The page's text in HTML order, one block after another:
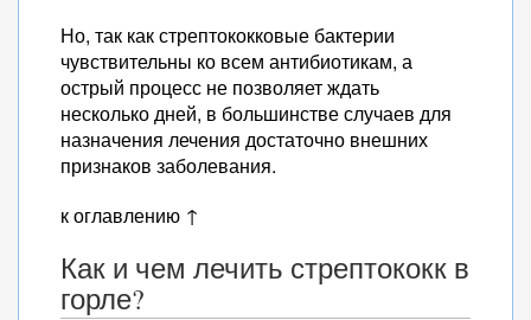
Но, так как стрептококковые бактерии
чувствительны ко всем антибиотикам, а
острый процесс не позволяет ждать
несколько дней, в большинстве случаев для
назначения лечения достаточно внешних
признаков заболевания.
к оглавлению ↑
Как и чем лечить стрептококк в
горле?